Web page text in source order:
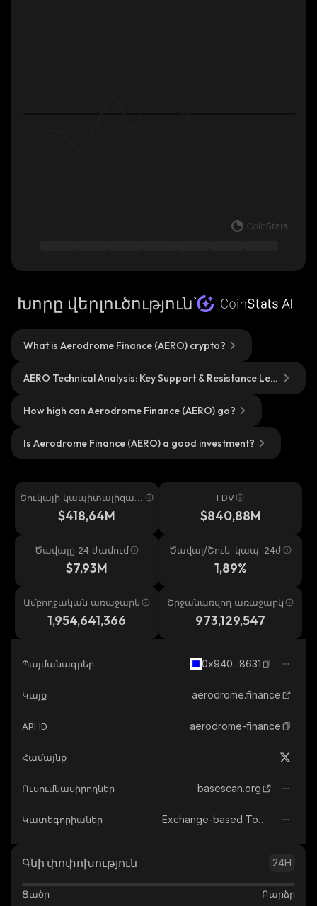
Խորը վերլուծություն՝
What is Aerodrome Finance (AERO) crypto?
AERO Technical Analysis: Key Support & Resistance Lev
How high can Aerodrome Finance (AERO) go?
Is Aerodrome Finance (AERO) a good investment?
Շուկայի կապիտալիզաց
$418,64M
FDV
$840,88M
Ծավալը 24 ժամում
$7,93M
Ծավալ/Շուկ. կապ. 24ժ
1,89%
Ամբողջական առաջարկ
1,954,641,366
Շրջանառվող առաջարկ
973,129,547
Պայմանագրեր 0x940...8631
Կայք aerodrome.finance
API ID aerodrome-finance
Համայնք
Ուսումնասիրողներ basescan.org
Կատեգորիաներ Exchange-based Tokens
Գնի փոփոխություն 24H
Ցածր Բարձր